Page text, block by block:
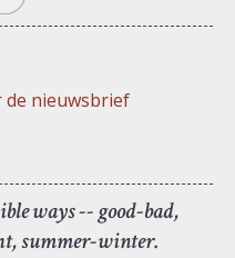
de nieuwsbrief
ways -- good-bad,
summer-winter.